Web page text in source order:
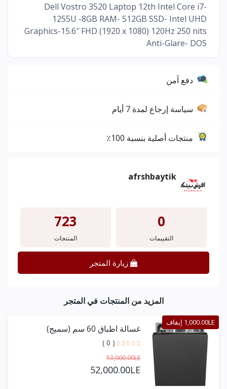
Dell Vostro 3520 Laptop 12th Intel Core i7-
1255U -8GB RAM- 512GB SSD- Intel UHD
Graphics-15.6″ FHD (1920 x 1080) 120Hz 250 nits
Anti-Glare- DOS
دفع آمن
سياسة إرجاع لمدة 7 أيام
منتجات أصلية بنسبة 100٪
afrshbaytik
0
التقييمات
723
المنتجات
زيارة المتجر
المزيد من المنتجات في المتجر
1,000.00LE إيقاف
غسالة اطباق 60 سم (سميج)
( 0 )
53,000.00LE
52,000.00LE